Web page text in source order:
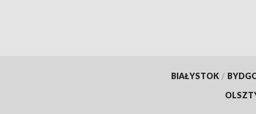
BIAŁYSTOK /